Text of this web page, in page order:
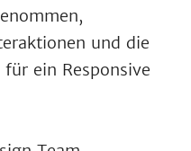
und die
ein Responsive